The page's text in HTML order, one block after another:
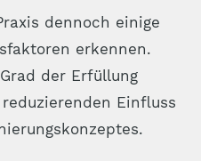
dennoch einige
erkennen.
der Erfüllung
Einfluss